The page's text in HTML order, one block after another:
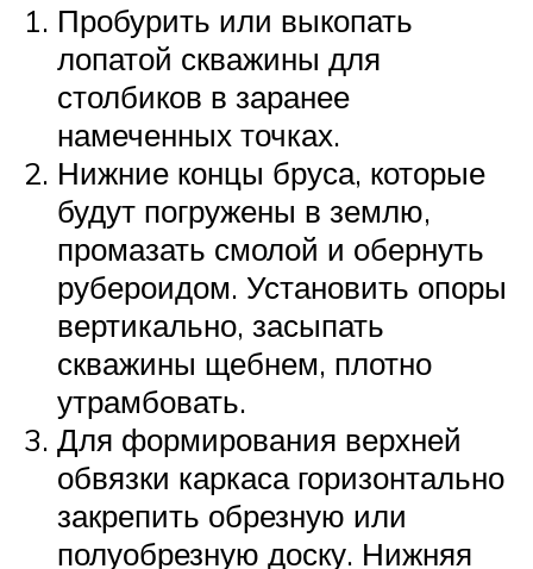
Пробурить или выкопать
лопатой скважины для
столбиков в заранее
намеченных точках.
Нижние концы бруса, которые
будут погружены в землю,
промазать смолой и обернуть
рубероидом. Установить опоры
вертикально, засыпать
скважины щебнем, плотно
утрамбовать.
Для формирования верхней
обвязки каркаса горизонтально
закрепить обрезную или
полуобрезную доску. Нижняя